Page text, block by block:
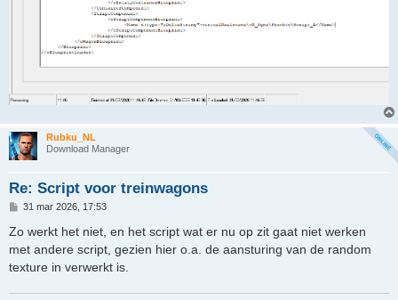
Rubku_NL
Download Manager
Re: Script voor treinwagons
B
r
c
h
t
31 mar 2026, 17:53
Zo werkt het niet, en het script wat er nu op zit gaat niet werken
met andere script, gezien hier o.a. de aansturing van de random
texture in verwerkt is.